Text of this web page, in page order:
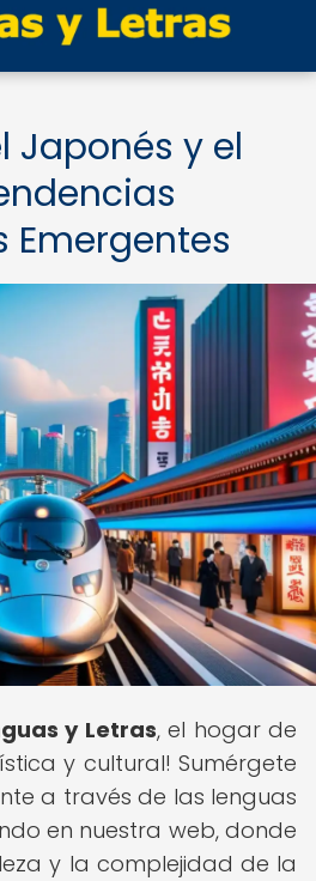
Japonés y el
Emergentes
y Letras, el hogar de
y cultural! Sumérgete
a través de las lenguas
en nuestra web, donde
y la complejidad de la